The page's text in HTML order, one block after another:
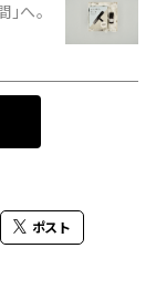
へ。
ポスト